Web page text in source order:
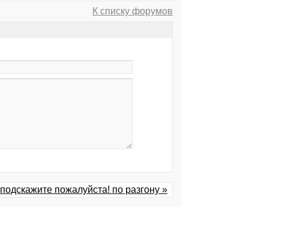
К списку форумов
подскажите пожалуйста! по разгону »